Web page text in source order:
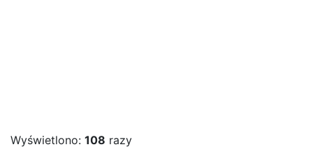
Wyświetlono: 108 razy